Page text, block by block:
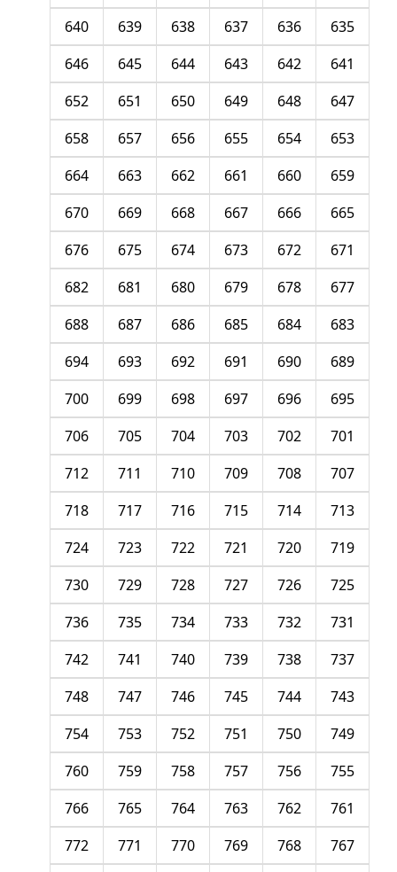
635
636
637
638
639
640
641
642
643
644
645
646
647
648
649
650
651
652
653
654
655
656
657
658
659
660
661
662
663
664
665
666
667
668
669
670
671
672
673
674
675
676
677
678
679
680
681
682
683
684
685
686
687
688
689
690
691
692
693
694
695
696
697
698
699
700
701
702
703
704
705
706
707
708
709
710
711
712
713
714
715
716
717
718
719
720
721
722
723
724
725
726
727
728
729
730
731
732
733
734
735
736
737
738
739
740
741
742
743
744
745
746
747
748
749
750
751
752
753
754
755
756
757
758
759
760
761
762
763
764
765
766
767
768
769
770
771
772